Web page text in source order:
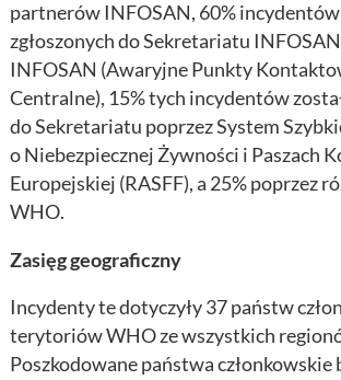
partnerów INFOSAN, 60% incydentów
zgłoszonych do Sekretariatu
INFOSAN (Awaryjne Punkty
Centralne), 15% tych incydentów
do Sekretariatu poprzez System
o Niebezpiecznej Żywności i Paszach
Europejskiej (RASFF), a 25% poprzez
WHO.
Zasięg geograficzny
Incydenty te dotyczyły 37 państw
terytoriów WHO ze wszystkich
Poszkodowane państwa członkowskie